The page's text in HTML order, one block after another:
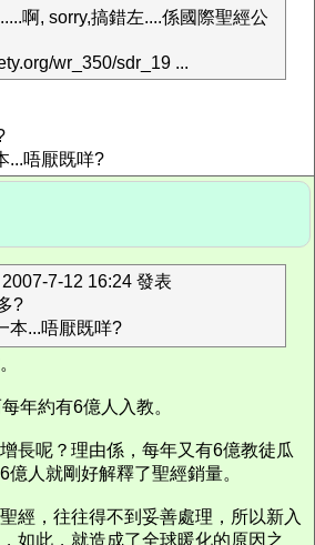
啊, sorry,搞錯左....係國際聖經公
wr_350/sdr_19 ...
...唔厭既咩?
7-12 16:24 發表
?
本...唔厭既咩?
年約有6億人入教。
長呢？理由係，每年又有6億教徒瓜
人就剛好解釋了聖經銷量。
經，往往得不到妥善處理，所以新入
如此，就造成了全球暖化的原因之